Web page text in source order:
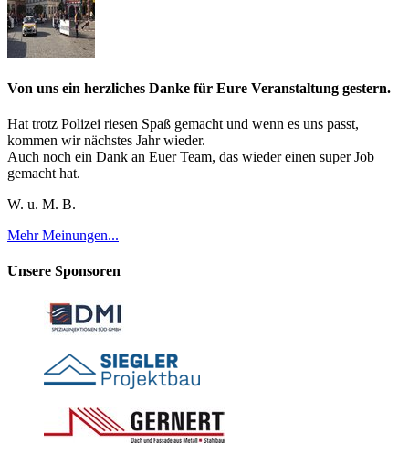
Von uns ein herzliches Danke für Eure Veranstaltung gestern.
Hat trotz Polizei riesen Spaß gemacht und wenn es uns passt,
kommen wir nächstes Jahr wieder.
Auch noch ein Dank an Euer Team, das wieder einen super Job
gemacht hat.
W. u. M. B.
Mehr Meinungen...
Unsere Sponsoren